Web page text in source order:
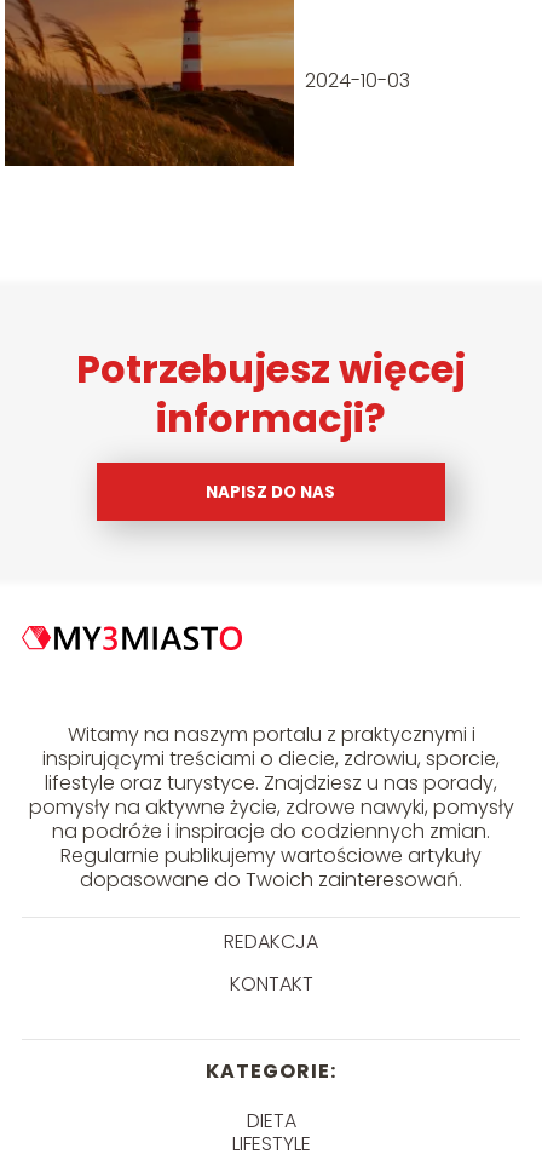
obiektach
2024-10-03
Potrzebujesz więcej
informacji?
NAPISZ DO NAS
Witamy na naszym portalu z praktycznymi i
inspirującymi treściami o diecie, zdrowiu, sporcie,
lifestyle oraz turystyce. Znajdziesz u nas porady,
pomysły na aktywne życie, zdrowe nawyki, pomysły
na podróże i inspiracje do codziennych zmian.
Regularnie publikujemy wartościowe artykuły
dopasowane do Twoich zainteresowań.
REDAKCJA
KONTAKT
KATEGORIE:
DIETA
LIFESTYLE